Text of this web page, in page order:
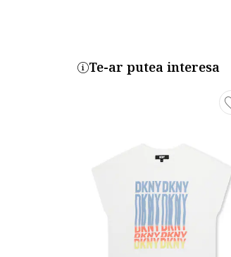
Te-ar putea interesa